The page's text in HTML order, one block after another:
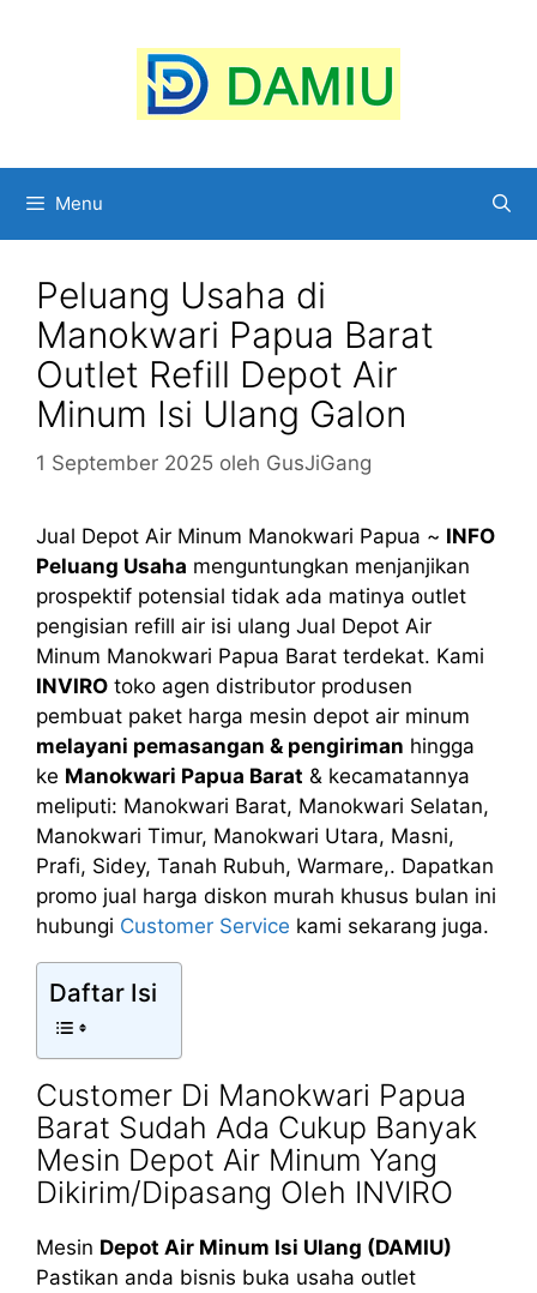
Menu
Peluang Usaha di
Manokwari Papua Barat
Outlet Refill Depot Air
Minum Isi Ulang Galon
1 September 2025 oleh GusJiGang
Jual Depot Air Minum Manokwari Papua ~ INFO
Peluang Usaha menguntungkan menjanjikan
prospektif potensial tidak ada matinya outlet
pengisian refill air isi ulang Jual Depot Air
Minum Manokwari Papua Barat terdekat. Kami
INVIRO toko agen distributor produsen
pembuat paket harga mesin depot air minum
melayani pemasangan & pengiriman hingga
ke Manokwari Papua Barat & kecamatannya
meliputi: Manokwari Barat, Manokwari Selatan,
Manokwari Timur, Manokwari Utara, Masni,
Prafi, Sidey, Tanah Rubuh, Warmare,. Dapatkan
promo jual harga diskon murah khusus bulan ini
hubungi Customer Service kami sekarang juga.
Daftar Isi
Customer Di Manokwari Papua
Barat Sudah Ada Cukup Banyak
Mesin Depot Air Minum Yang
Dikirim/Dipasang Oleh INVIRO
Mesin Depot Air Minum Isi Ulang (DAMIU)
Pastikan anda bisnis buka usaha outlet